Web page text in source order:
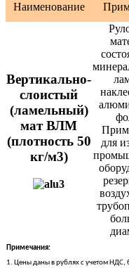
Наименование
Вертикально-
слоистый
(ламельный)
мат ВЛМ
(плотность 50
кг/м3)
для
Примечания:
1. Цены даны в рублях с учетом НДС,